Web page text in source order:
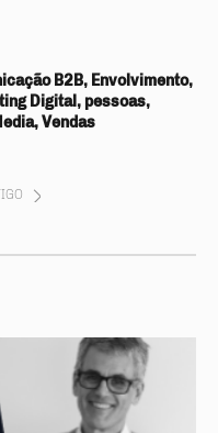
B2B, Envolvimento,
Digital, pessoas,
Vendas